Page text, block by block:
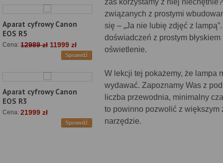
Aparat cyfrowy Canon
EOS R5
Cena: 12989 zł 11999 zł
Sprawdź
Aparat cyfrowy Canon
EOS R3
Cena: 21999 zł
Sprawdź
zaś korzystamy z niej
związanych z prostymi
się – „Ja nie lubię zdjęć z
doświadczeń z prostym
oświetlenie.
W lekcji tej pokażemy, że lampa
wydawać. Zapoznamy Was z
liczba przewodnia, minimalny
to powinno pozwolić z większym
narzędzie.